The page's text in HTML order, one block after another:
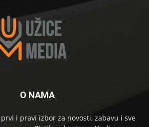
O NAMA
i pravi izbor za novosti, zabavu i sve